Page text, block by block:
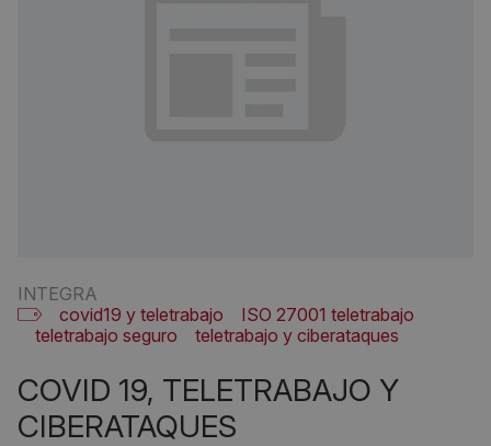
INTEGRA
covid19 y teletrabajo
ISO 27001 teletrabajo
teletrabajo seguro
teletrabajo y ciberataques
COVID 19, TELETRABAJO Y
CIBERATAQUES